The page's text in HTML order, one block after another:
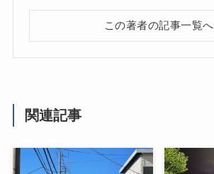
この著者の記事一覧へ
関連記事